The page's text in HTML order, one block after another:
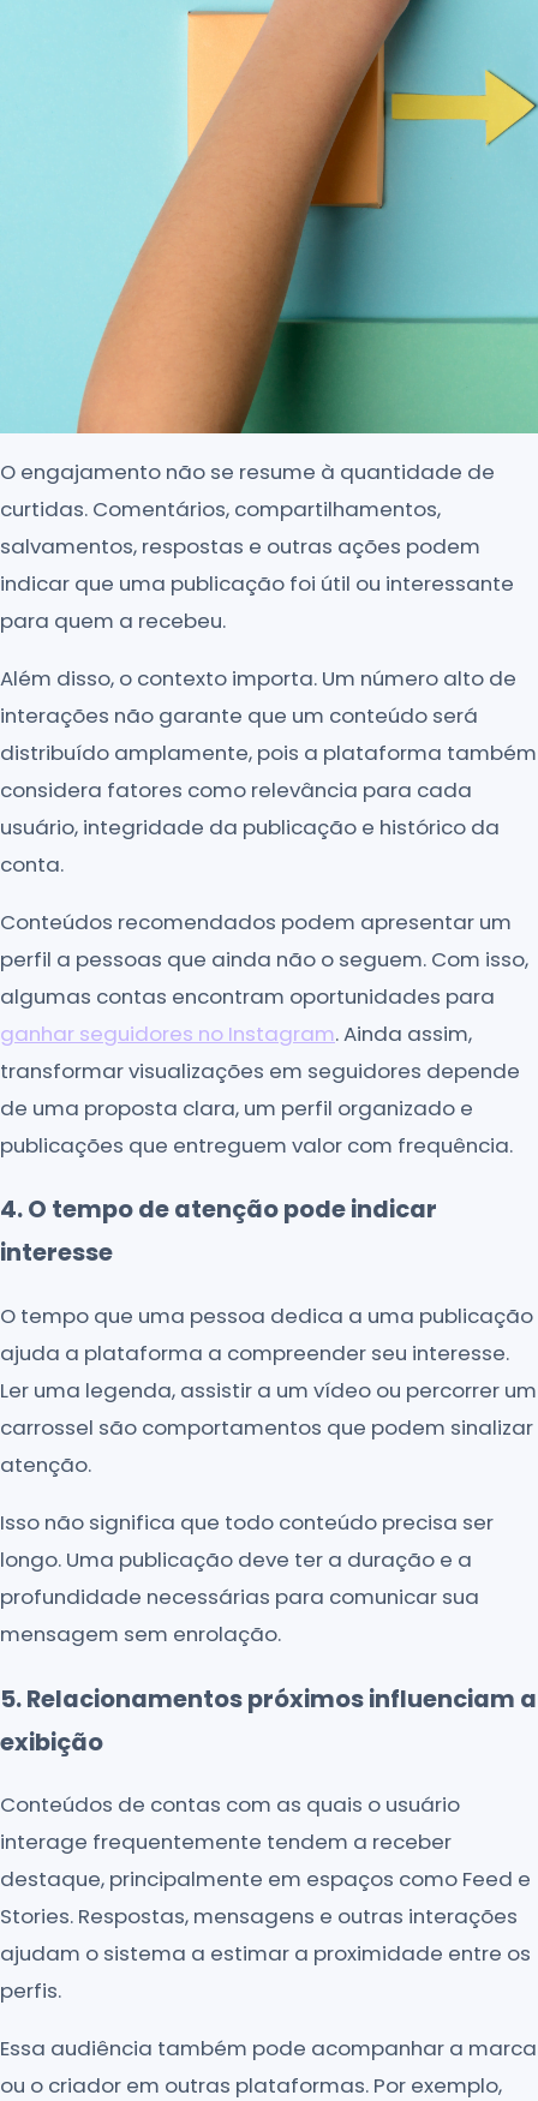
O engajamento não se resume à quantidade de
curtidas. Comentários, compartilhamentos,
salvamentos, respostas e outras ações podem
indicar que uma publicação foi útil ou interessante
para quem a recebeu.
Além disso, o contexto importa. Um número alto de
interações não garante que um conteúdo será
distribuído amplamente, pois a plataforma também
considera fatores como relevância para cada
usuário, integridade da publicação e histórico da
conta.
Conteúdos recomendados podem apresentar um
perfil a pessoas que ainda não o seguem. Com isso,
algumas contas encontram oportunidades para
ganhar seguidores no Instagram. Ainda assim,
transformar visualizações em seguidores depende
de uma proposta clara, um perfil organizado e
publicações que entreguem valor com frequência.
4. O tempo de atenção pode indicar
interesse
O tempo que uma pessoa dedica a uma publicação
ajuda a plataforma a compreender seu interesse.
Ler uma legenda, assistir a um vídeo ou percorrer um
carrossel são comportamentos que podem sinalizar
atenção.
Isso não significa que todo conteúdo precisa ser
longo. Uma publicação deve ter a duração e a
profundidade necessárias para comunicar sua
mensagem sem enrolação.
5. Relacionamentos próximos influenciam a
exibição
Conteúdos de contas com as quais o usuário
interage frequentemente tendem a receber
destaque, principalmente em espaços como Feed e
Stories. Respostas, mensagens e outras interações
ajudam o sistema a estimar a proximidade entre os
perfis.
Essa audiência também pode acompanhar a marca
ou o criador em outras plataformas. Por exemplo,